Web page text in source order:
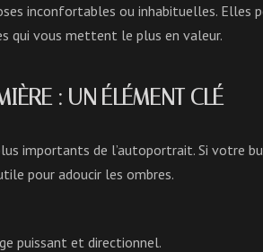
inconfortables ou inhabituelles.
qui vous mettent le plus en valeur.
: UN ÉLÉMENT CLÉ
importants de l’autoportrait. Si votre
pour adoucir les ombres.
puissant et directionnel.